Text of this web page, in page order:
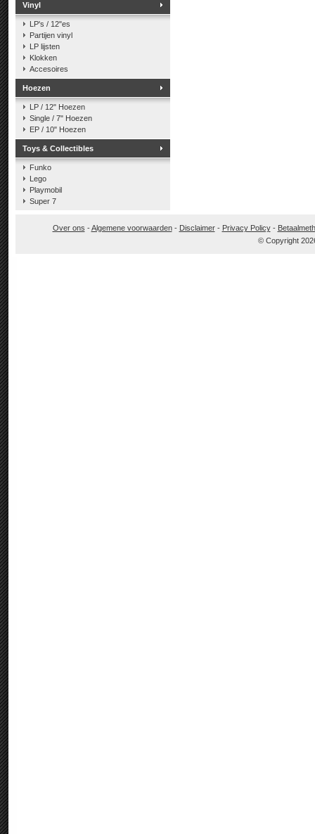
Vinyl
LP's / 12"es
Partijen vinyl
LP lijsten
Klokken
Accesoires
Hoezen
LP / 12" Hoezen
Single / 7" Hoezen
EP / 10" Hoezen
Toys & Collectibles
Funko
Lego
Playmobil
Super 7
Over ons -Algemene voorwaarden- Disclaimer- Privacy Policy-
© Copyright